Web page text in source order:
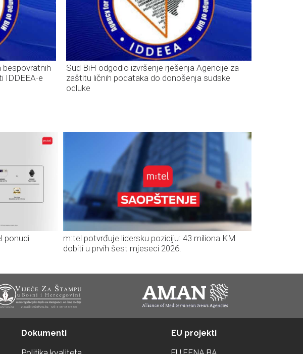
bespovratnih
IDDEEA-e
Sud BiH odgodio izvršenje rješenja Agencije za
zaštitu ličnih podataka do donošenja sudske
odluke
ponudi
m:tel potvrđuje lidersku poziciju: 43 miliona KM
dobiti u prvih šest mjeseci 2026.
Dokumenti EU projekti